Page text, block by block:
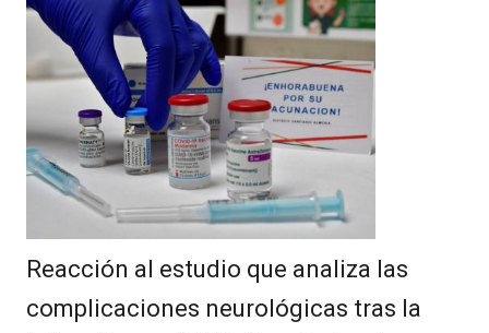
Reacción al estudio que analiza las
complicaciones neurológicas tras la